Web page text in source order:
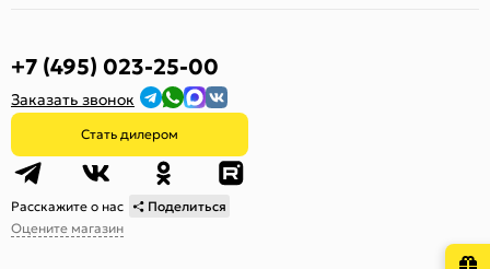
+7 (495) 023-25-00
Заказать звонок
Стать дилером
Расскажите о нас
Поделиться
Оцените магазин